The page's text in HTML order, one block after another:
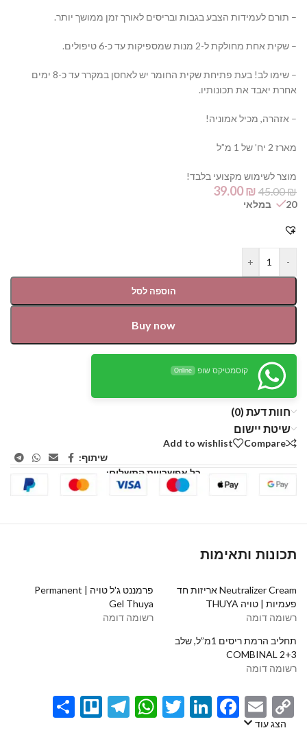
– תורם לעמידות הצבע בגבות ובריסים לאורך זמן ממושך יותר.
– שקית אחת מחולקת ל-2 מנות שמספיקות עד כ-6 טיפולים.
– שימו לב! בעת פתיחת שקית החומר יש לאחסן במקרר עד כ-8 ימים
אחרת יאבד את תכונותיו.
– אזהרה, מכיל אמוניה!
מארז 2 יח’ של 1 מ”ל
מוצר לשימוש מקצועי בלבד!
45.00₪
39.00₪
20 במלאי
-
+
הוספה לסל
Buy now
קוסמטיקס שופ Online
חוות דעת (0)
שיטת יישום
Compare
Add to wishlist
שיתוף:
כל אפשרויות התשלום:
תכונות ותאימות
Neutralizer Cream אריזות חד
פעמיות | טויה THUYA
רשומה דומה
פרמננט ג'ל טויה | Permanent
Gel Thuya⁩
רשומה דומה
תחליב הרמת ריסים 1מ”ל, שלב
2+3 COMBINAL
רשומה דומה
Copy
Link
Email
Facebook
LinkedIn
Twitter
WhatsApp
Telegram
Trello
הצג עוד